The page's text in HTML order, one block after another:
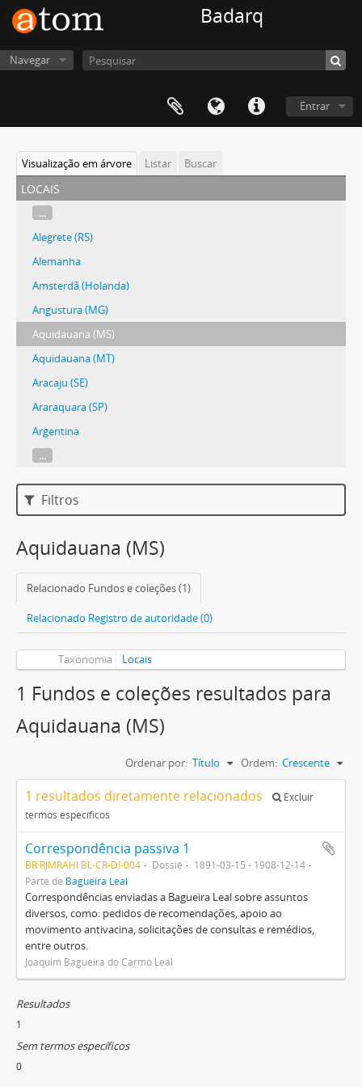
Badarq
Navegar
Entrar
Visualização em árvore Listar Buscar
locais
...
Alegrete (RS)
Alemanha
Amsterdã (Holanda)
Angustura (MG)
Aquidauana (MS)
Aquidauana (MT)
Aracaju (SE)
Araraquara (SP)
Argentina
...
Filtros
Aquidauana (MS)
Relacionado Fundos e coleções (1)
Relacionado Registro de autoridade (0)
Taxonomia Locais
1 Fundos e coleções resultados para
Aquidauana (MS)
Ordenar por: Título Ordem: Crescente
1 resultados diretamente relacionados
Excluir
termos específicos
Correspondência passiva 1
BR RJMRAHI BL-CR-DI-004 Dossiê
1891-03-15 - 1908-12-14
Parte de Bagueira Leal
Correspondências enviadas a Bagueira Leal sobre assuntos
diversos, como: pedidos de recomendações, apoio ao
movimento antivacina, solicitações de consultas e remédios,
entre outros.
Joaquim Bagueira do Carmo Leal
Resultados
1
Sem termos específicos
0